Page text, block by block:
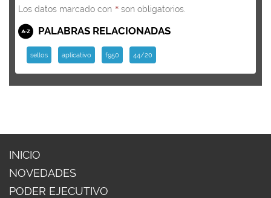
Los datos marcado con * son obligatorios.
PALABRAS RELACIONADAS
sellos aplicativo f950 44/20
INICIO
NOVEDADES
PODER EJECUTIVO